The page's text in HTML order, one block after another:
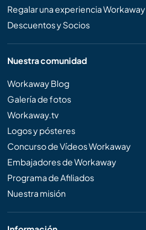
Regalar una experiencia Workaway
Descuentos y Socios
Nuestra comunidad
Workaway Blog
Galería de fotos
Workaway.tv
Logos y pósteres
Concurso de Vídeos Workaway
Embajadores de Workaway
Programa de Afiliados
Nuestra misión